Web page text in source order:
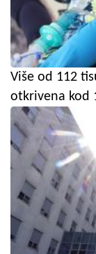
Više od 112
otkrivena kod